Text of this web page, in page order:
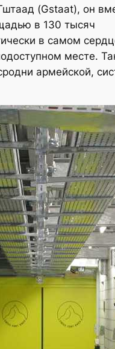
(Gstaat), он
в 130 тысяч
в самом
месте.
армейской,